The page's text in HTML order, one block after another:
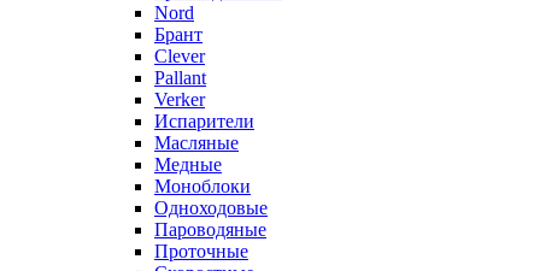
Nord
Брант
Clever
Pallant
Verker
Испарители
Масляные
Медные
Моноблоки
Одноходовые
Пароводяные
Проточные